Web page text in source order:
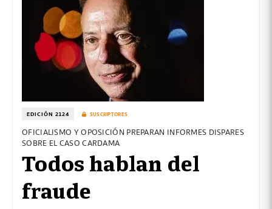
EDICIÓN 2124 SUSCRIPTORES
OFICIALISMO Y OPOSICIÓN PREPARAN INFORMES DISPARES
SOBRE EL CASO CARDAMA
Todos hablan del
fraude